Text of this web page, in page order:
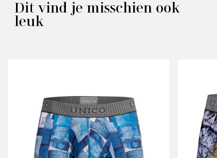
Dit vind je misschien ook
leuk